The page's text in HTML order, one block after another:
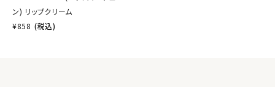
ン) リップクリーム
¥858 (税込)